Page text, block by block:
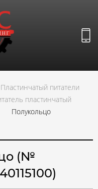
Пластинчатый питатели
пластинчатый
Полукольцо
(№